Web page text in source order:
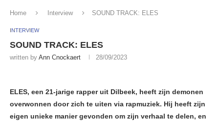
Home Interview SOUND TRACK: ELES
INTERVIEW
SOUND TRACK: ELES
written by Ann Cnockaert 28/09/2023
ELES, een 21-jarige rapper uit Dilbeek, heeft zijn demonen
overwonnen door zich te uiten via rapmuziek. Hij heeft zijn
eigen unieke manier gevonden om zijn verhaal te delen, en